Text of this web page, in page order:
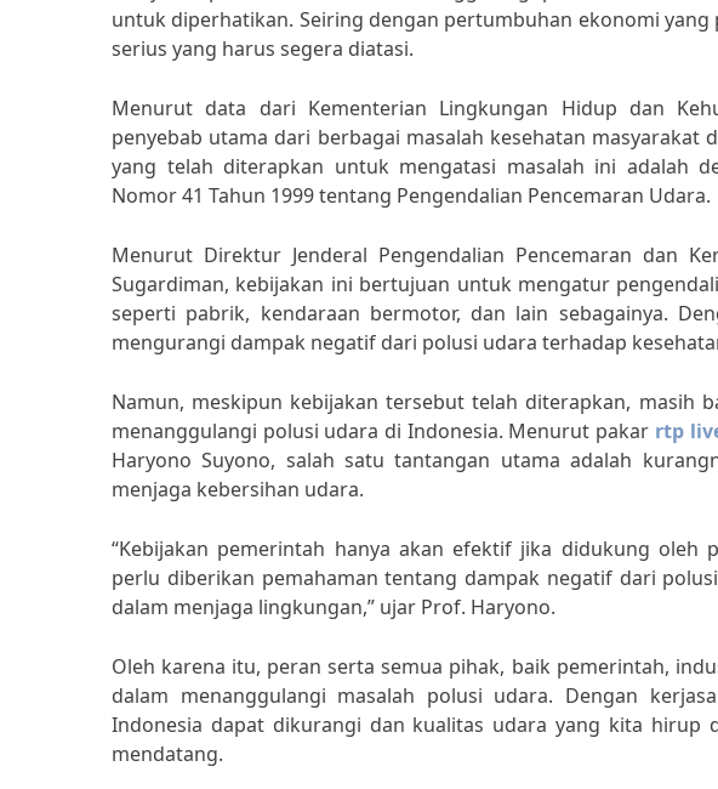
untuk diperhatikan. Seiring dengan pertumbuhan ekonomi
serius yang harus segera diatasi.
Menurut data dari Kementerian Lingkungan Hidup dan
penyebab utama dari berbagai masalah kesehatan masyarakat
yang telah diterapkan untuk mengatasi masalah ini adalah
Nomor 41 Tahun 1999 tentang Pengendalian Pencemaran Udara.
Menurut Direktur Jenderal Pengendalian Pencemaran dan
Sugardiman, kebijakan ini bertujuan untuk mengatur
seperti pabrik, kendaraan bermotor, dan lain sebagainya.
mengurangi dampak negatif dari polusi udara terhadap
Namun, meskipun kebijakan tersebut telah diterapkan, masih
menanggulangi polusi udara di Indonesia. Menurut pakar rtp
Haryono Suyono, salah satu tantangan utama adalah
menjaga kebersihan udara.
“Kebijakan pemerintah hanya akan efektif jika didukung oleh
perlu diberikan pemahaman tentang dampak negatif dari
dalam menjaga lingkungan,” ujar Prof. Haryono.
Oleh karena itu, peran serta semua pihak, baik pemerintah,
dalam menanggulangi masalah polusi udara. Dengan
Indonesia dapat dikurangi dan kualitas udara yang kita hirup
mendatang.